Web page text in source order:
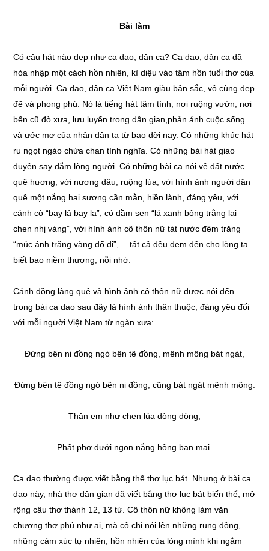
Bài làm
Có câu hát nào đẹp như ca dao, dân ca? Ca dao, dân ca đã
hòa nhập một cách hồn nhiên, kì diệu vào tâm hồn tuổi thơ của
mỗi người. Ca dao, dân ca Việt Nam giàu bản sắc, vô cùng đẹp
đẽ và phong phú. Nó là tiếng hát tâm tình, nơi ruộng vườn, nơi
bến cũ đò xưa, lưu luyến trong dân gian,phản ánh cuộc sống
và ước mơ của nhân dân ta từ bao đời nay. Có những khúc hát
ru ngọt ngào chứa chan tình nghĩa. Có những bài hát giao
duyên say đắm lòng người. Có những bài ca nói về đất nước
quê hương, với nương dâu, ruộng lúa, với hình ảnh người dân
quê một nắng hai sương cần mẫn, hiền lành, đáng yêu, với
cánh cò “bay lả bay la”, có đầm sen “lá xanh bông trắng lại
chen nhị vàng”, với hình ảnh cô thôn nữ tát nước đêm trăng
“múc ánh trăng vàng đổ đi”,… tất cả đều đem đến cho lòng ta
biết bao niềm thương, nỗi nhớ.
Cánh đồng làng quê và hình ảnh cô thôn nữ được nói đến
trong bài ca dao sau đây là hình ảnh thân thuộc, đáng yêu đối
với mỗi người Việt Nam từ ngàn xưa:
Đứng bên ni đồng ngó bên tê đồng, mênh mông bát ngát,
Đứng bên tê đồng ngó bên ni đồng, cũng bát ngát mênh mông.
Thân em như chẹn lúa đòng đòng,
Phất phơ dưới ngọn nắng hồng ban mai.
Ca dao thường được viết bằng thể thơ lục bát. Nhưng ở bài ca
dao này, nhà thơ dân gian đã viết bằng thơ lục bát biến thể, mở
rộng câu thơ thành 12, 13 từ. Cô thôn nữ không làm văn
chương thơ phú như ai, mà cô chỉ nói lên những rung động,
những cảm xúc tự nhiên, hồn nhiên của lòng mình khi ngắm